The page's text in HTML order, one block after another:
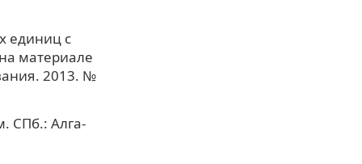
единиц с
материале
2013. №
СПб.: Алга-